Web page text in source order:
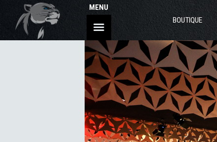
MENU
BOUTIQUE